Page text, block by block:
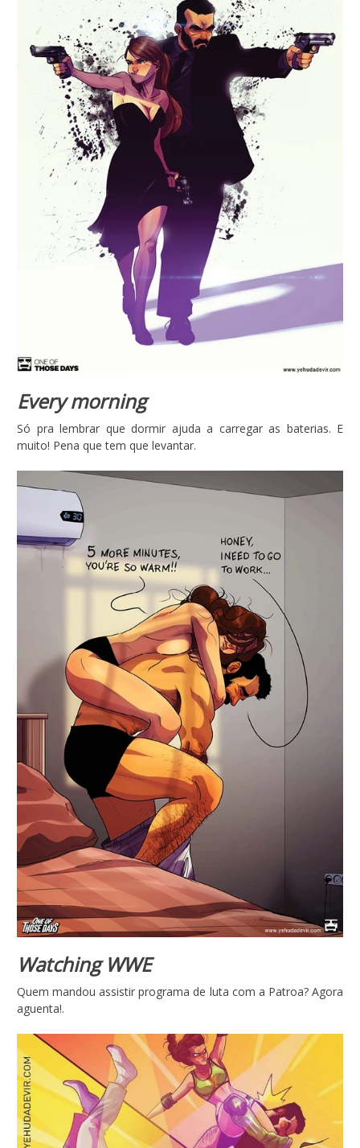
Every morning
Só pra lembrar que dormir ajuda a carregar as baterias. E
muito! Pena que tem que levantar.
Watching WWE
Quem mandou assistir programa de luta com a Patroa? Agora
aguenta!.